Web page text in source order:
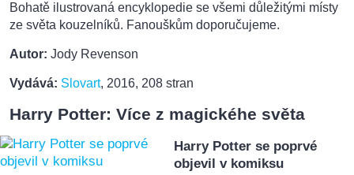
Bohatě ilustrovaná encyklopedie se všemi důležitými místy
ze světa kouzelníků. Fanouškům doporučujeme.
Autor: Jody Revenson
Vydává: Slovart, 2016, 208 stran
Harry Potter: Více z magickéhe světa
Harry Potter se poprvé
objevil v komiksu